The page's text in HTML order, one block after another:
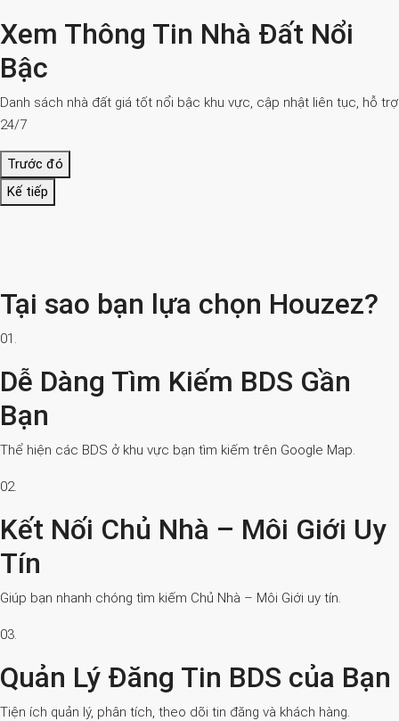
Xem Thông Tin Nhà Đất Nổi
Bậc
Danh sách nhà đất giá tốt nổi bậc khu vực, cập nhật liên tục, hỗ trợ
24/7
Trước đó
Kế tiếp
Tại sao bạn lựa chọn Houzez?
01.
Dễ Dàng Tìm Kiếm BDS Gần
Bạn
Thể hiện các BDS ở khu vực bạn tìm kiếm trên Google Map.
02.
Kết Nối Chủ Nhà – Môi Giới Uy
Tín
Giúp bạn nhanh chóng tìm kiếm Chủ Nhà – Môi Giới uy tín.
03.
Quản Lý Đăng Tin BDS của Bạn
Tiện ích quản lý, phân tích, theo dõi tin đăng và khách hàng.